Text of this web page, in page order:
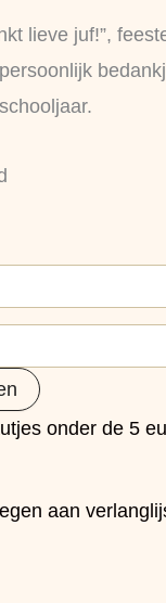
lieve juf!”,
onder de 5
aan